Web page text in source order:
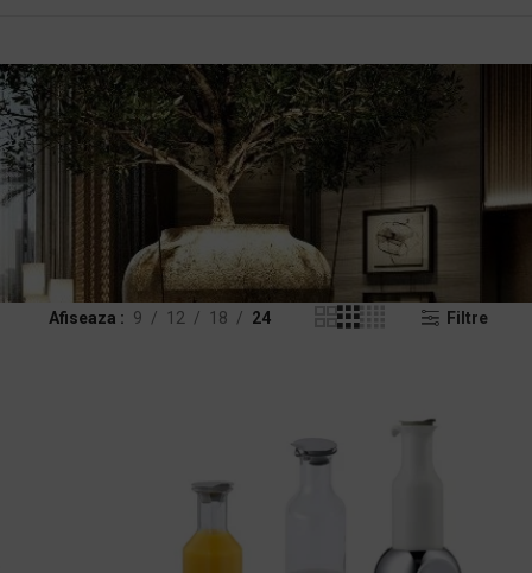
Afiseaza 9 12 18 24 Filtre